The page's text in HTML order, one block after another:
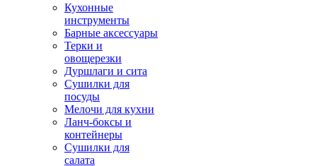
Кухонные
инструменты
Барные аксессуары
Терки и
овощерезки
Дуршлаги и сита
Сушилки для
посуды
Мелочи для кухни
Ланч-боксы и
контейнеры
Сушилки для
салата